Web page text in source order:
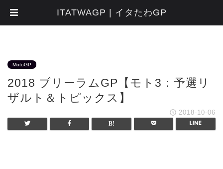
MotoGP
2018 ブリーラムGP【モト3：予選リ
ザルト＆トピックス】
2018-10-06
ITATWAGP | イタたわGP